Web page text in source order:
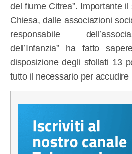
del fiume Citrea”. Importante
Chiesa, dalle associazioni
responsabile
dell’Infanzia” ha fatto
disposizione degli sfollati 13
tutto il necessario per